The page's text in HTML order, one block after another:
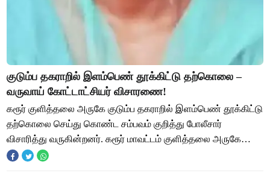
குடும்ப தகராறில் இளம்பெண் தூக்கிட்டு தற்கொலை –
வருவாய் கோட்டாட்சியர் விசாரணை!
கரூர் குளித்தலை அருகே குடும்ப தகராறில் இளம்பெண் தூக்கிட்டு
தற்கொலை செய்து கொண்ட சம்பவம் குறித்து போலீசார்
விசாரித்து வருகின்றனர். கரூர் மாவட்டம் குளித்தலை அருகே
உள்ள குண்ணா கவுண்டன்பட்டி ஊராட்சி ஆதனூ